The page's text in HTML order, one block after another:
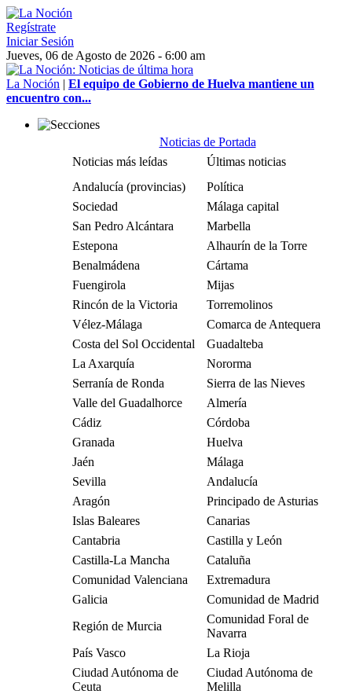
Regístrate
Iniciar Sesión
Jueves, 06 de Agosto de 2026 - 6:00 am
La Noción | El equipo de Gobierno de Huelva mantiene un
encuentro con...
Noticias de Portada
Noticias más leídas
Últimas noticias
Andalucía (provincias)
Política
Sociedad
Málaga capital
San Pedro Alcántara
Marbella
Estepona
Alhaurín de la Torre
Benalmádena
Cártama
Fuengirola
Mijas
Rincón de la Victoria
Torremolinos
Vélez-Málaga
Comarca de Antequera
Costa del Sol Occidental
Guadalteba
La Axarquía
Nororma
Serranía de Ronda
Sierra de las Nieves
Valle del Guadalhorce
Almería
Cádiz
Córdoba
Granada
Huelva
Jaén
Málaga
Sevilla
Andalucía
Aragón
Principado de Asturias
Islas Baleares
Canarias
Cantabria
Castilla y León
Castilla-La Mancha
Cataluña
Comunidad Valenciana
Extremadura
Galicia
Comunidad de Madrid
Región de Murcia
Comunidad Foral de
Navarra
País Vasco
La Rioja
Ciudad Autónoma de
Ceuta
Ciudad Autónoma de
Melilla